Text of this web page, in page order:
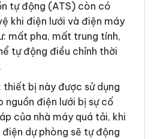
tự động (ATS) còn có
khi điện lưới và điện máy
mất pha, mất trung tính,
tự động điều chỉnh thời
thiết bị này được sử dụng
nguồn điện lưới bị sự cố
của nhà máy quá tải, khi
dự phòng sẽ tự động